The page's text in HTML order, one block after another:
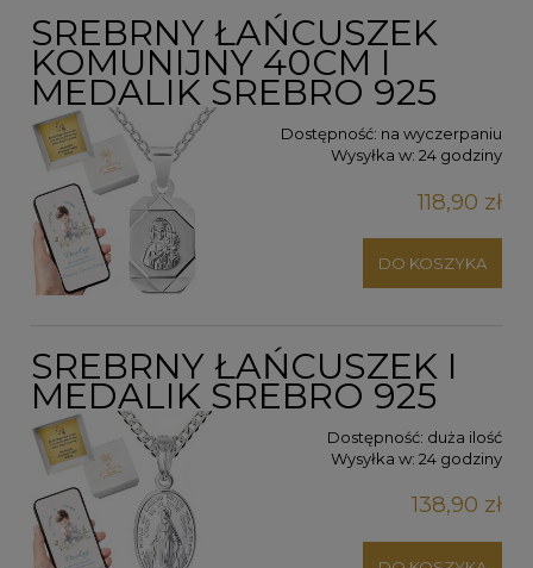
SREBRNY ŁAŃCUSZEK
KOMUNIJNY 40CM I
MEDALIK SREBRO 925
Dostępność: na wyczerpaniu
Wysyłka w: 24 godziny
118,90 zł
DO KOSZYKA
SREBRNY ŁAŃCUSZEK I
MEDALIK SREBRO 925
Dostępność: duża ilość
Wysyłka w: 24 godziny
138,90 zł